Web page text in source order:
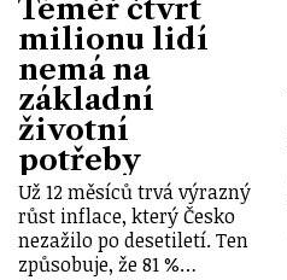
Téměř čtvrt
milionu lidí
nemá na
základní
životní
potřeby
Už 12 měsíců trvá výrazný
růst inflace, který Česko
nezažilo po desetiletí. Ten
způsobuje, že 81 %…